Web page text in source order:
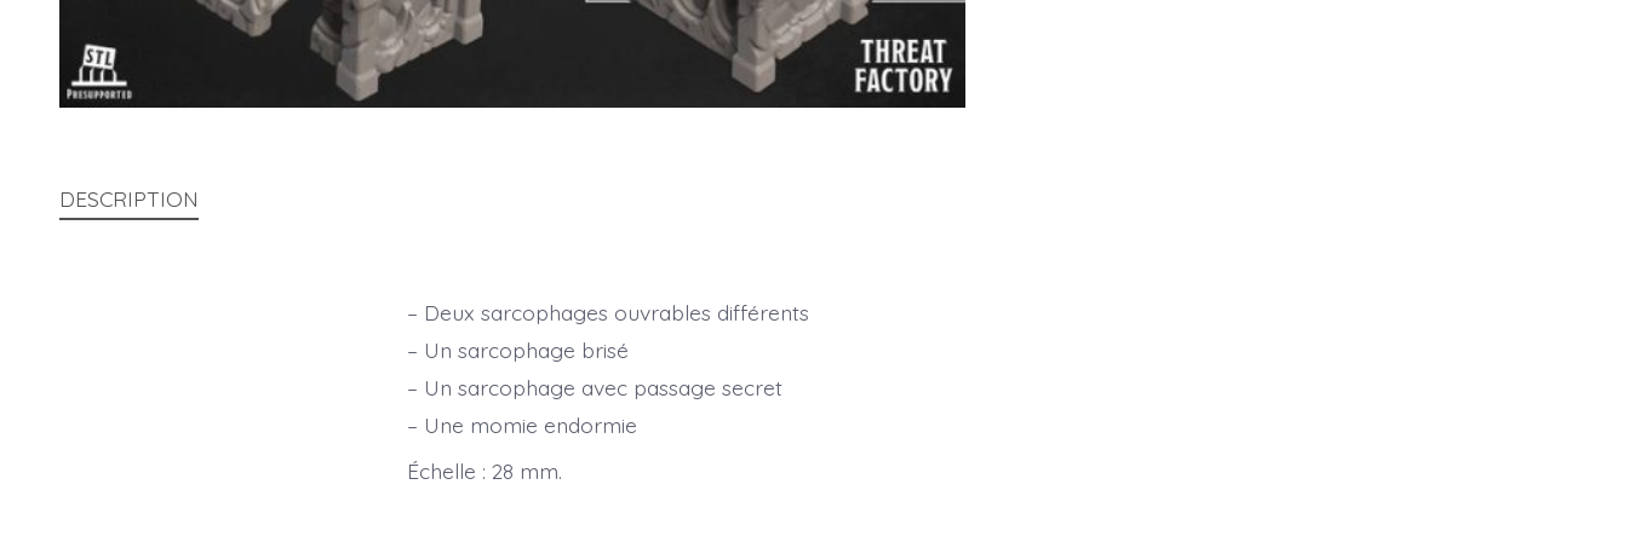
DESCRIPTION
– Deux sarcophages ouvrables différents
– Un sarcophage brisé
– Un sarcophage avec passage secret
– Une momie endormie
Échelle : 28 mm.